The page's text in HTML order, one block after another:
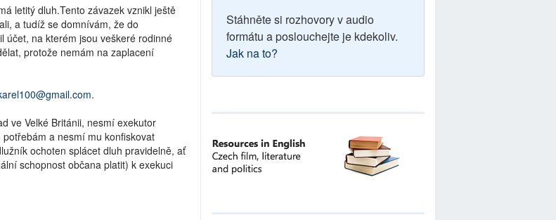
letitý dluh.Tento závazek vznikl ještě
a tudíž se domnívám, že do
účet, na kterém jsou veškeré rodinné
protože nemám na zaplacení
.
ve Velké Británii, nesmí exekutor
a nesmí mu konfiskovat
ochoten splácet dluh pravidelně, ať
schopnost občana platit) k exekuci
Stáhněte si rozhovory v audio
formátu a poslouchejte je kdekoliv.
Jak na to?